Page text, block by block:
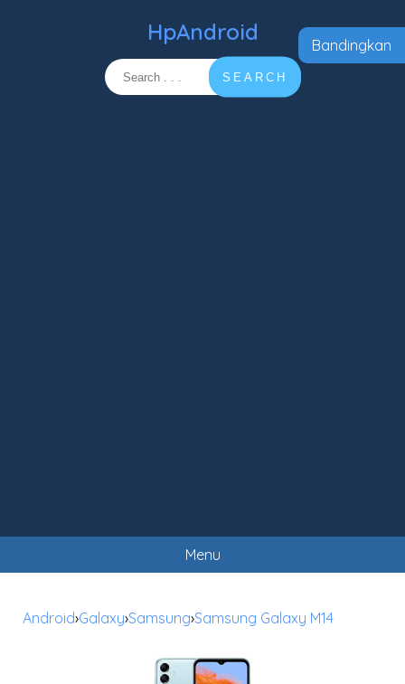
HpAndroid
SEARCH
Menu
Android›Galaxy›Samsung›Samsung Galaxy M14
Bandingkan